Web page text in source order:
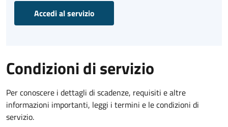
Accedi al servizio
Condizioni di servizio
Per conoscere i dettagli di scadenze, requisiti e altre
informazioni importanti, leggi i termini e le condizioni di
servizio.